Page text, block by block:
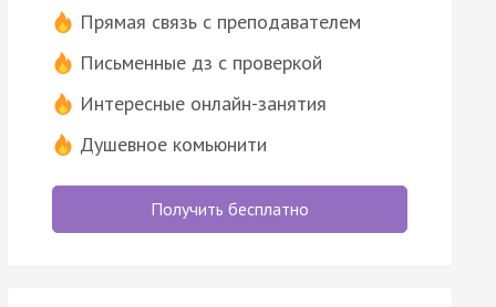
Прямая связь с преподавателем
Письменные дз с проверкой
Интересные онлайн-занятия
Душевное комьюнити
Получить бесплатно